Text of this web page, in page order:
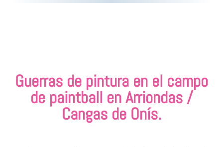
Guerras de pintura en el campo
de paintball en Arriondas /
Cangas de Onís.